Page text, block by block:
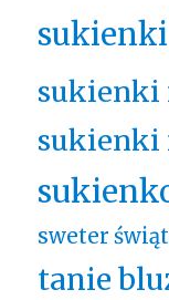
sukienki
sukienki
sukienki
sweter
tanie